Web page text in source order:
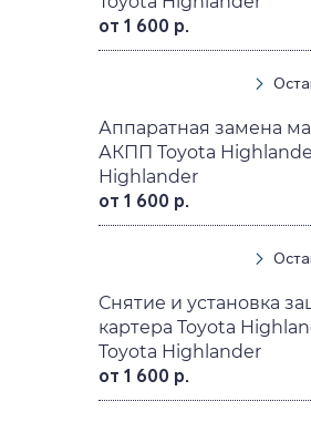
от 1 600 р.
Аппаратная замена
АКПП Toyota
Highlander
от 1 600 р.
Снятие и установка
картера Toyota
Toyota Highlander
от 1 600 р.